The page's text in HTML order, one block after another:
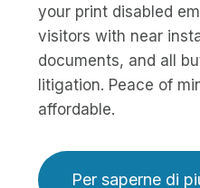
your print disabled
visitors with near
documents, and all
litigation. Peace of
affordable.
Per saperne di